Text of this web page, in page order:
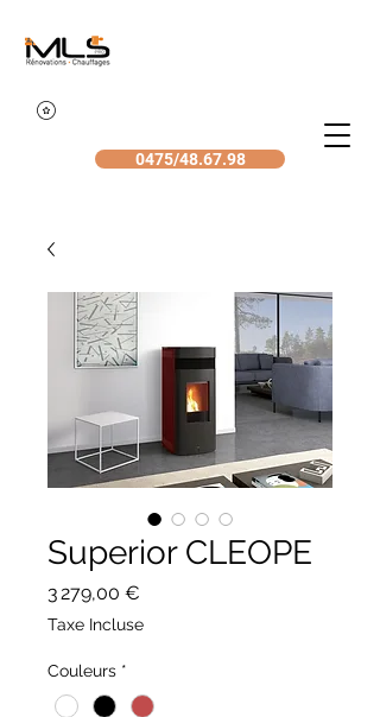
0475/48.67.98
Superior CLEOPE
3 279,00 €
Taxe Incluse
Couleurs *